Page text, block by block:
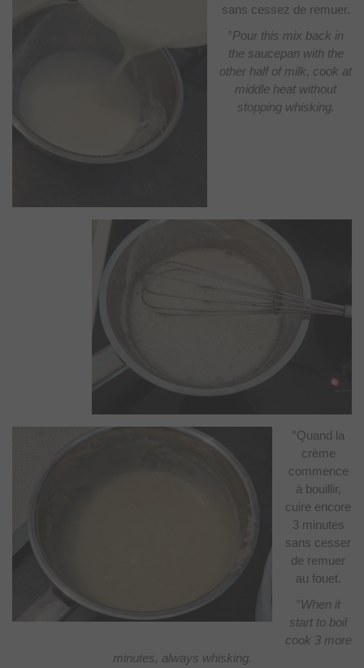
sans cessez de remuer.
°Pour this mix back in
the saucepan with the
other half of milk, cook at
middle heat without
stopping whisking.
°Quand la
crème
commence
à bouillir,
cuire encore
3 minutes
sans cesser
de remuer
au fouet.
°When it
start to boil
cook 3 more
minutes, always whisking.